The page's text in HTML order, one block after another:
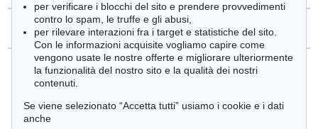
Contattare esperti
per verificare i blocchi del sito e prendere provvedimenti
contro lo spam, le truffe e gli abusi,
per rilevare interazioni fra i target e statistiche del sito.
Con le informazioni acquisite vogliamo capire come
vengono usate le nostre offerte e migliorare ulteriormente
la funzionalità del nostro sito e la qualità dei nostri
contenuti.
Se viene selezionato “Accetta tutti” usiamo i cookie e i dati
anche